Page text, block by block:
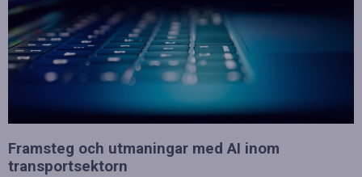
Framsteg och utmaningar med AI inom
transportsektorn